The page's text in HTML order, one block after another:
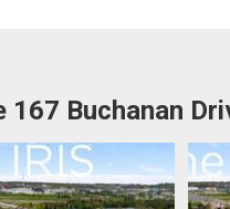
167 Buchanan